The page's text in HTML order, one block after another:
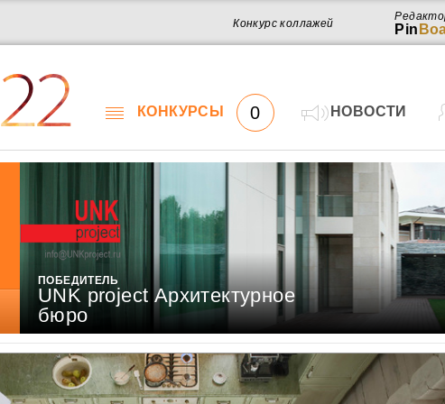
Pin
Конкурс коллажей
22 КОНКУРСЫ 0 НОВОСТИ
ПОБЕДИТЕЛЬ
UNK project Архитектурное
бюро
Работ